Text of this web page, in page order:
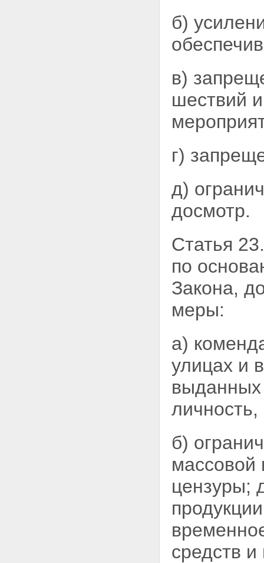
б)
в)
шествий
г)
д)
досмотр.
Статья
по
Закона,
меры:
а)
улицах и
выданных
б)
массовой
цензуры;
средств